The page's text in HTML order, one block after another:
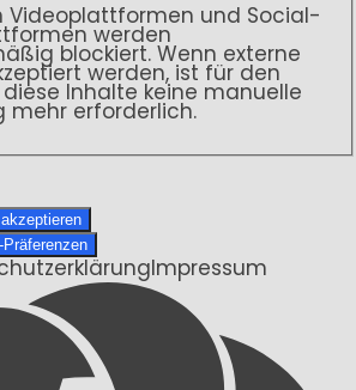
Videoplattformen und Social-
werden
blockiert. Wenn externe
werden, ist für den
Inhalte keine manuelle
mehr erforderlich.
Impressum